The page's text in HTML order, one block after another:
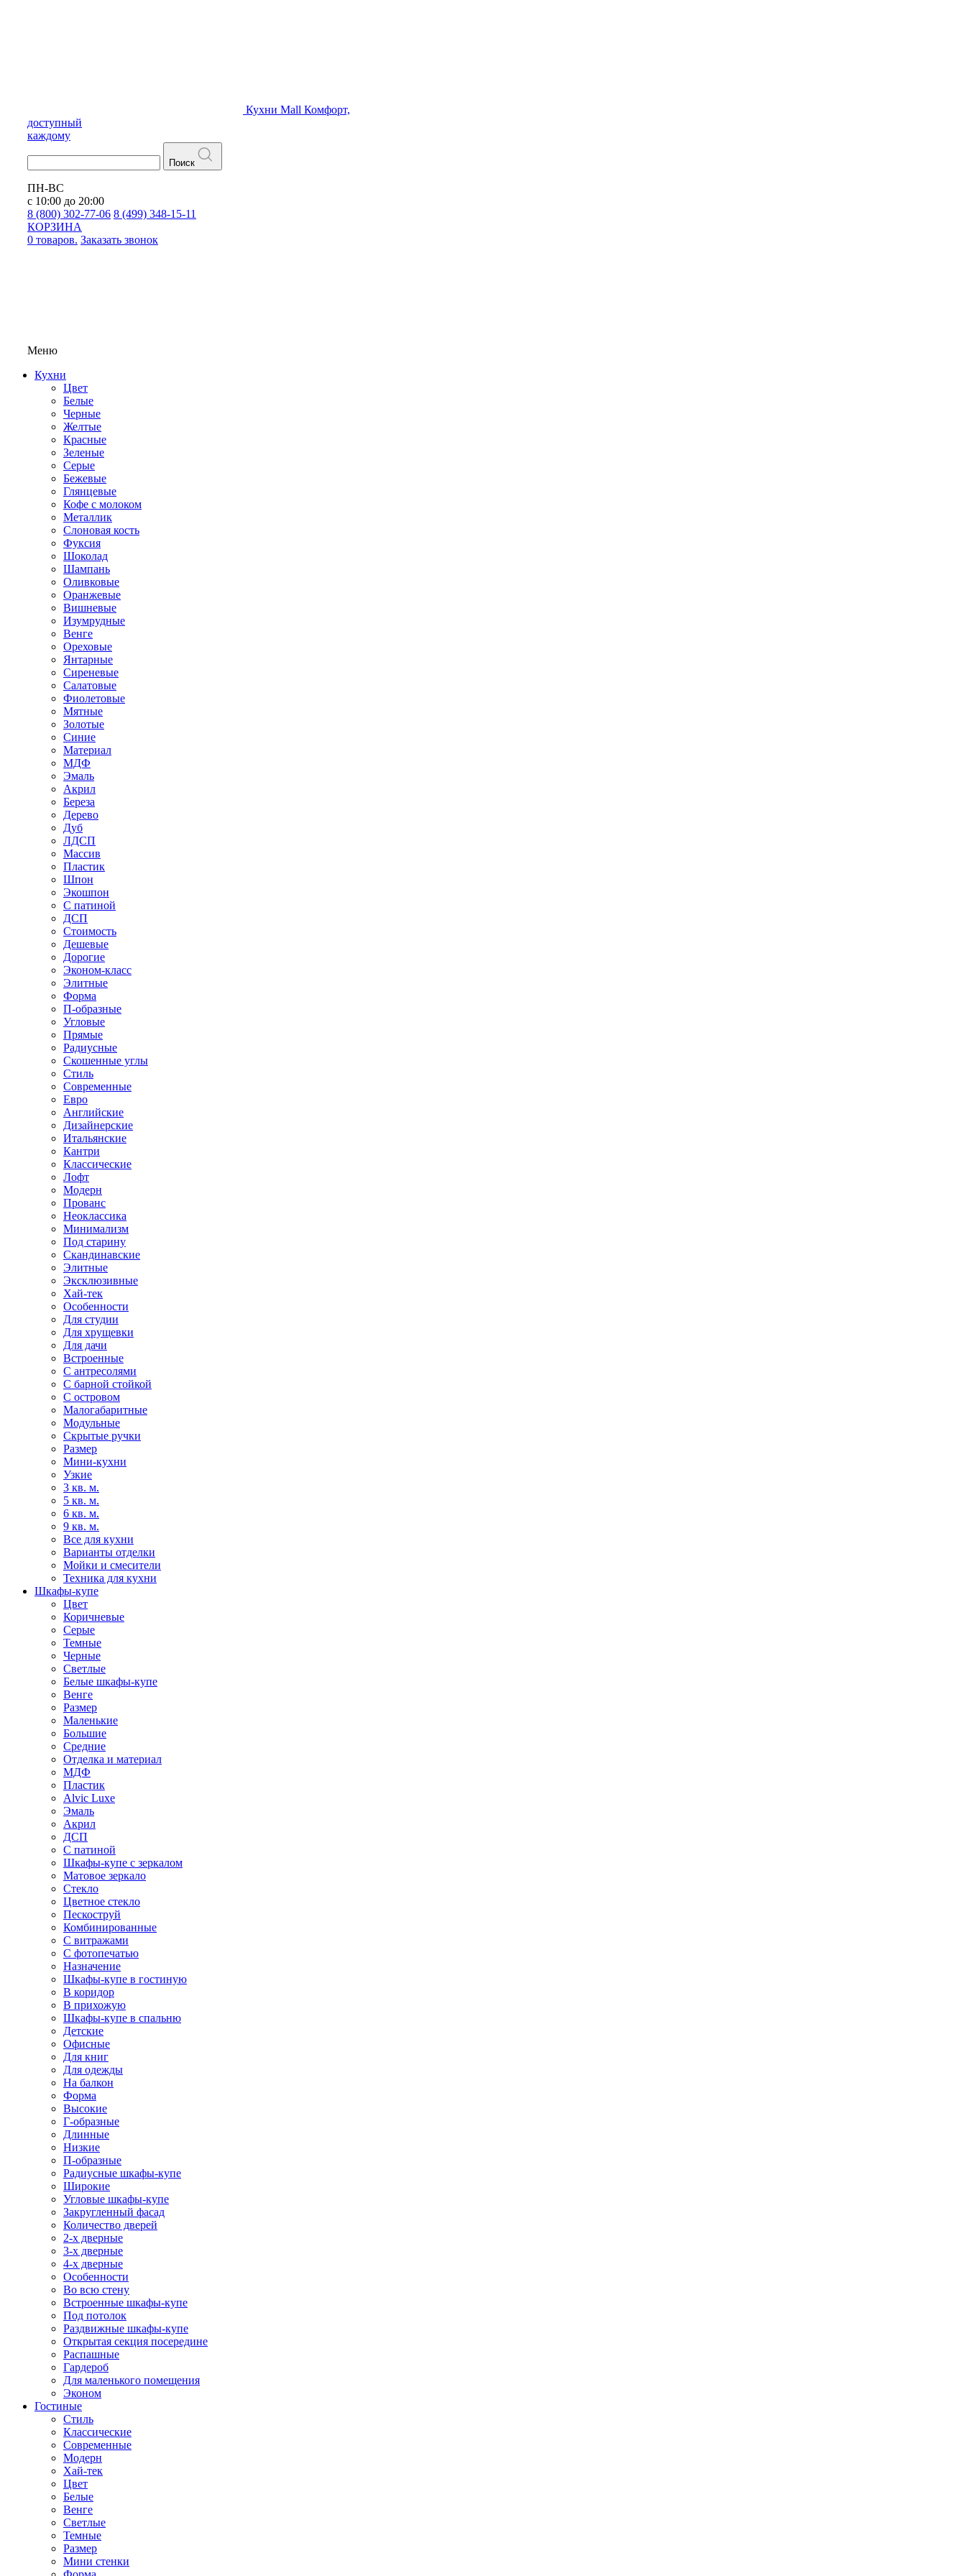
Кухни Mall Комфорт,
доступный
каждому
Поиск
ПН-ВС
с 10:00 до 20:00
8 (800) 302-77-06 8 (499) 348-15-11
КОРЗИНА
0 товаров. Заказать звонок
Меню
Кухни
Цвет
Белые
Черные
Желтые
Красные
Зеленые
Серые
Бежевые
Глянцевые
Кофе с молоком
Металлик
Слоновая кость
Фуксия
Шоколад
Шампань
Оливковые
Оранжевые
Вишневые
Изумрудные
Венге
Ореховые
Янтарные
Сиреневые
Салатовые
Фиолетовые
Мятные
Золотые
Синие
Материал
МДФ
Эмаль
Акрил
Береза
Дерево
Дуб
ЛДСП
Массив
Пластик
Шпон
Экошпон
С патиной
ДСП
Стоимость
Дешевые
Дорогие
Эконом-класс
Элитные
Форма
П-образные
Угловые
Прямые
Радиусные
Скошенные углы
Стиль
Современные
Евро
Английские
Дизайнерские
Итальянские
Кантри
Классические
Лофт
Модерн
Прованс
Неоклассика
Минимализм
Под старину
Скандинавские
Элитные
Эксклюзивные
Хай-тек
Особенности
Для студии
Для хрущевки
Для дачи
Встроенные
С антресолями
С барной стойкой
С островом
Малогабаритные
Модульные
Скрытые ручки
Размер
Мини-кухни
Узкие
3 кв. м.
5 кв. м.
6 кв. м.
9 кв. м.
Все для кухни
Варианты отделки
Мойки и смесители
Техника для кухни
Шкафы-купе
Цвет
Коричневые
Серые
Темные
Черные
Светлые
Белые шкафы-купе
Венге
Размер
Маленькие
Большие
Средние
Отделка и материал
МДФ
Пластик
Alvic Luxe
Эмаль
Акрил
ДСП
С патиной
Шкафы-купе с зеркалом
Матовое зеркало
Стекло
Цветное стекло
Пескоструй
Комбинированные
С витражами
С фотопечатью
Назначение
Шкафы-купе в гостиную
В коридор
В прихожую
Шкафы-купе в спальню
Детские
Офисные
Для книг
Для одежды
На балкон
Форма
Высокие
Г-образные
Длинные
Низкие
П-образные
Радиусные шкафы-купе
Широкие
Угловые шкафы-купе
Закругленный фасад
Количество дверей
2-х дверные
3-х дверные
4-х дверные
Особенности
Во всю стену
Встроенные шкафы-купе
Под потолок
Раздвижные шкафы-купе
Открытая секция посередине
Распашные
Гардероб
Для маленького помещения
Эконом
Гостиные
Стиль
Классические
Современные
Модерн
Хай-тек
Цвет
Белые
Венге
Светлые
Темные
Размер
Мини стенки